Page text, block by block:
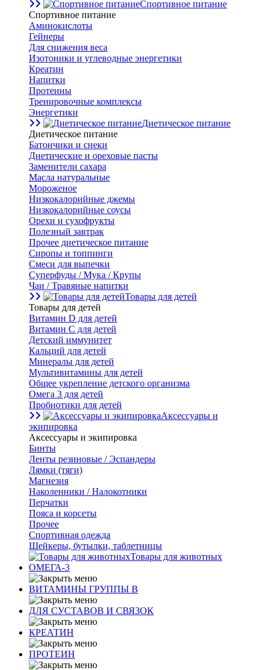
Спортивное питание
Спортивное питание
Аминокислоты
Гейнеры
Для снижения веса
Изотоники и углеводные энергетики
Креатин
Напитки
Протеины
Тренировочные комплексы
Энергетики
Диетическое питание
Диетическое питание
Батончики и снеки
Диетические и ореховые пасты
Заменители сахара
Масла натуральные
Мороженое
Низкокалорийные джемы
Низкокалорийные соусы
Орехи и сухофрукты
Полезный завтрак
Прочее диетическое питание
Сиропы и топпинги
Смеси для выпечки
Суперфуды / Мука / Крупы
Чаи / Травяные напитки
Товары для детей
Товары для детей
Витамин D для детей
Витамин С для детей
Детский иммунитет
Кальций для детей
Минералы для детей
Мультивитамины для детей
Общее укрепление детского организма
Омега 3 для детей
Пробиотики для детей
Аксессуары и
экипировка
Аксессуары и экипировка
Бинты
Ленты резиновые / Эспандеры
Лямки (тяги)
Магнезия
Наколенники / Налокотники
Перчатки
Пояса и корсеты
Прочее
Спортивная одежда
Шейкеры, бутылки, таблетницы
Товары для животных
ОМЕГА-3
ВИТАМИНЫ ГРУППЫ В
ДЛЯ СУСТАВОВ И СВЯЗОК
КРЕАТИН
ПРОТЕИН